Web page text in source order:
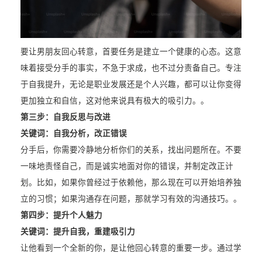
要让男朋友回心转意，首要任务是建立一个健康的心态。这意
味着接受分手的事实，不急于求成，也不过分责备自己。专注
于自我提升，无论是职业发展还是个人兴趣，都可以让你变得
更加独立和自信，这对他来说具有极大的吸引力。。
第三步：自我反思与改进
关键词：自我分析，改正错误
分手后，你需要冷静地分析你们的关系，找出问题所在。不要
一味地责怪自己，而是诚实地面对你的错误，并制定改正计
划。比如，如果你曾经过于依赖他，那么现在可以开始培养独
立的习惯；如果沟通存在问题，那就学习有效的沟通技巧。。
第四步：提升个人魅力
关键词：提升自我，重建吸引力
让他看到一个全新的你，是让他回心转意的重要一步。通过学